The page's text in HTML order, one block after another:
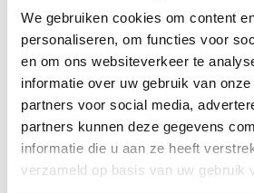
We gebruiken cookies om content
personaliseren, om functies voor
en om ons websiteverkeer te
informatie over uw gebruik van
partners voor social media,
partners kunnen deze gegevens
informatie die u aan ze heeft
verzameld op basis van uw gebruik
Verschillende Afstanden
: Kies
Groene lus
: 1 km, ideaal
loop door het park.
: 5 km, die je
en onverharde wegen voor
uitdagende training.
Gevarieerd Terrein: Geniet van
loopervaring met zowel
perfect voor een dynamische